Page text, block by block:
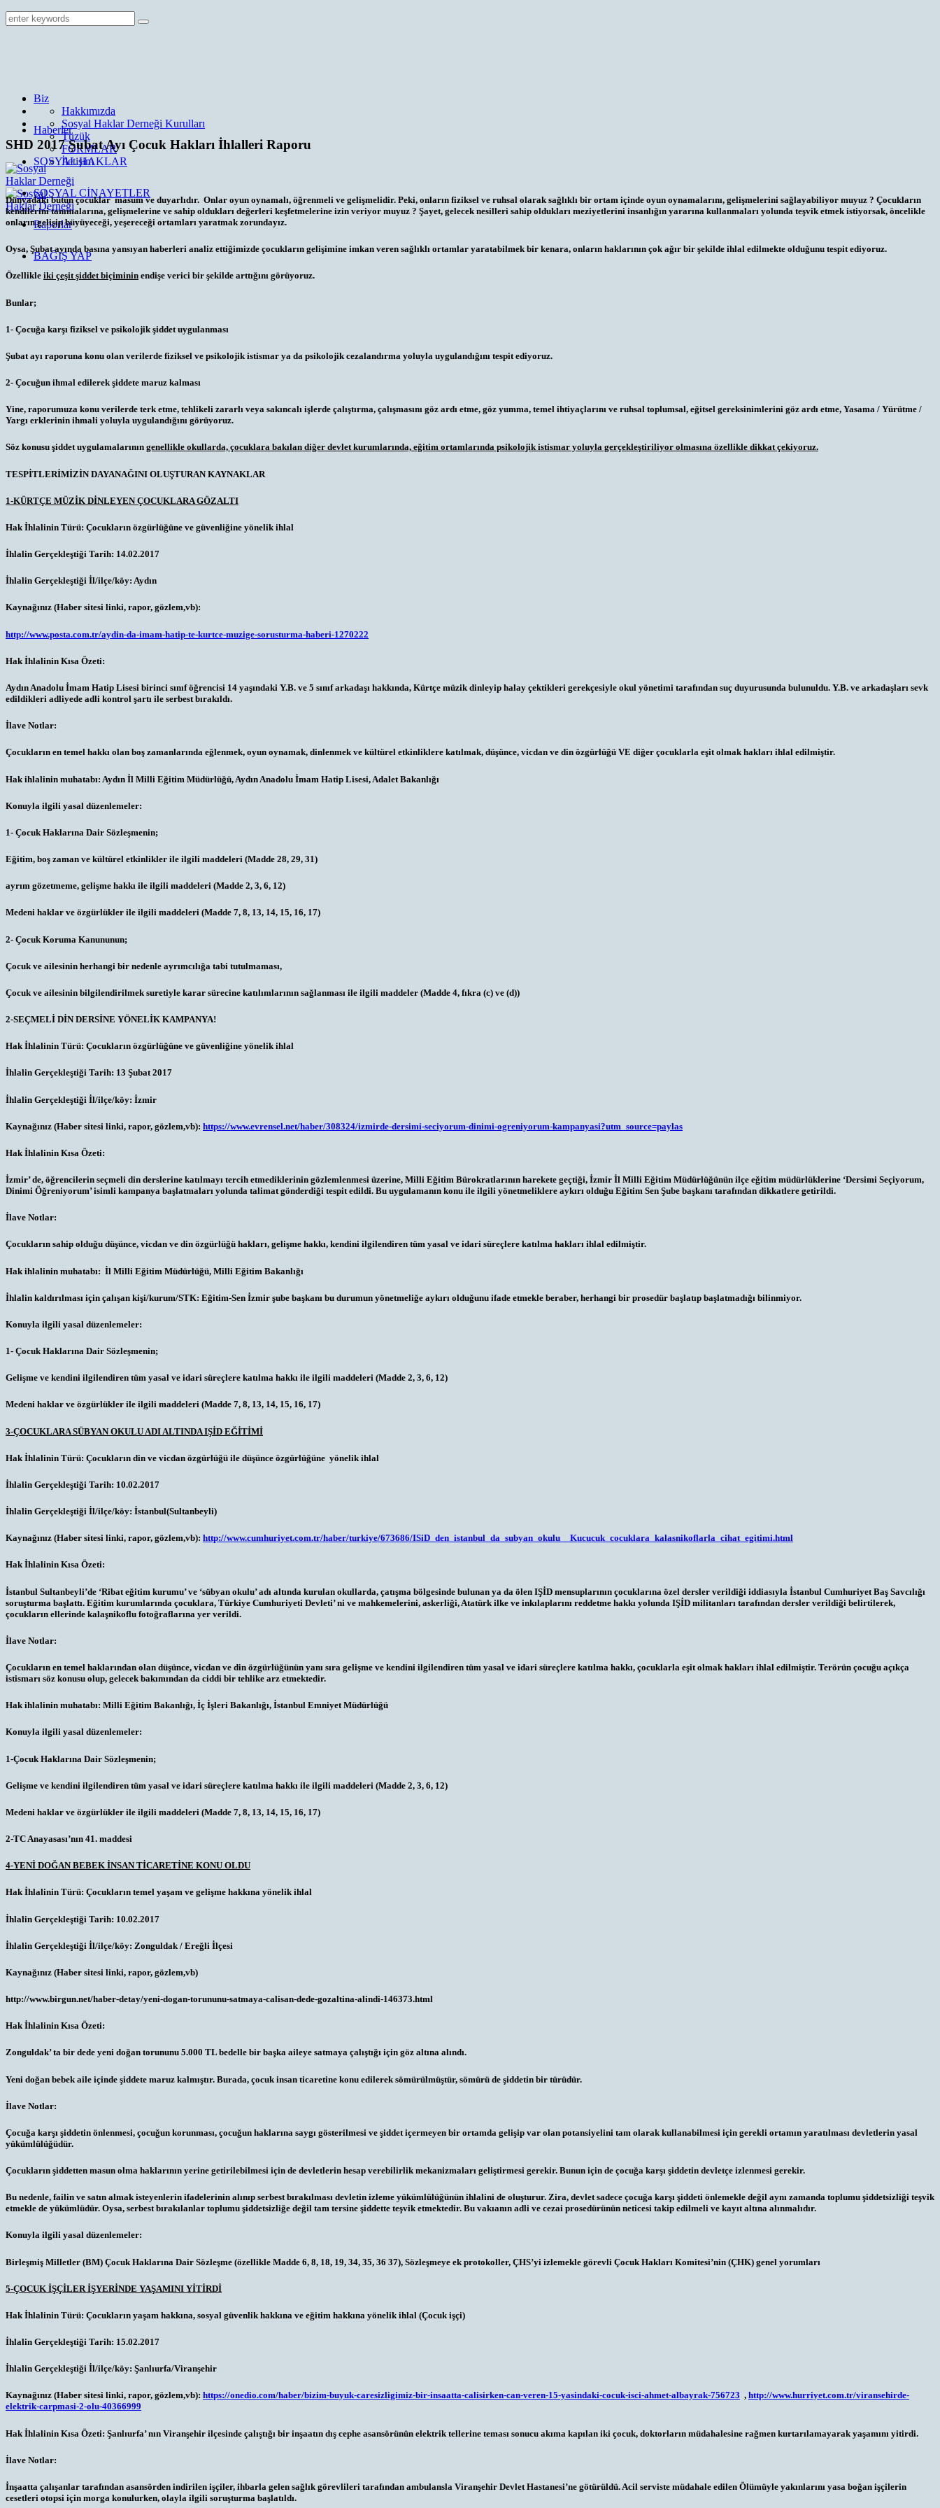
Biz
Hakkımızda
Sosyal Haklar Derneği Kurulları
Tüzük
FORMLAR
İletişim
Haberler
SOSYAL HAKLAR
SOSYAL CİNAYETLER
Raporlar
BAĞIŞ YAP
SHD 2017 Şubat Ayı Çocuk Hakları İhlalleri Raporu
Dünyadaki bütün çocuklar masum ve duyarlıdır. Onlar oyun oynamalı, öğrenmeli ve gelişmelidir. Peki, onların fiziksel ve ruhsal olarak sağlıklı bir ortam içinde oyun oynamalarını, gelişmelerini sağlayabiliyor muyuz ? Çocukların
kendilerini tanımalarına, gelişmelerine ve sahip oldukları değerleri keşfetmelerine izin veriyor muyuz ? Şayet, gelecek nesilleri sahip oldukları meziyetlerini insanlığın yararına kullanmaları yolunda teşvik etmek istiyorsak, öncelikle
onların gelişip büyüyeceği, yeşereceği ortamları yaratmak zorundayız.
Oysa, Şubat ayında basına yansıyan haberleri analiz ettiğimizde çocukların gelişimine imkan veren sağlıklı ortamlar yaratabilmek bir kenara, onların haklarının çok ağır bir şekilde ihlal edilmekte olduğunu tespit ediyoruz.
Özellikle iki çeşit şiddet biçiminin endişe verici bir şekilde arttığını görüyoruz.
Bunlar;
1- Çocuğa karşı fiziksel ve psikolojik şiddet uygulanması
Şubat ayı raporuna konu olan verilerde fiziksel ve psikolojik istismar ya da psikolojik cezalandırma yoluyla uygulandığını tespit ediyoruz.
2- Çocuğun ihmal edilerek şiddete maruz kalması
Yine, raporumuza konu verilerde terk etme, tehlikeli zararlı veya sakıncalı işlerde çalıştırma, çalışmasını göz ardı etme, göz yumma, temel ihtiyaçlarını ve ruhsal toplumsal, eğitsel gereksinimlerini göz ardı etme, Yasama / Yürütme /
Yargı erklerinin ihmali yoluyla uygulandığını görüyoruz.
Söz konusu şiddet uygulamalarının genellikle okullarda, çocuklara bakılan diğer devlet kurumlarında, eğitim ortamlarında psikolojik istismar yoluyla gerçekleştiriliyor olmasına özellikle dikkat çekiyoruz.
TESPİTLERİMİZİN DAYANAĞINI OLUŞTURAN KAYNAKLAR
1-KÜRTÇE MÜZİK DİNLEYEN ÇOCUKLARA GÖZALTI
Hak İhlalinin Türü: Çocukların özgürlüğüne ve güvenliğine yönelik ihlal
İhlalin Gerçekleştiği Tarih: 14.02.2017
İhlalin Gerçekleştiği İl/ilçe/köy: Aydın
Kaynağınız (Haber sitesi linki, rapor, gözlem,vb):
http://www.posta.com.tr/aydin-da-imam-hatip-te-kurtce-muzige-sorusturma-haberi-1270222
Hak İhlalinin Kısa Özeti:
Aydın Anadolu İmam Hatip Lisesi birinci sınıf öğrencisi 14 yaşındaki Y.B. ve 5 sınıf arkadaşı hakkında, Kürtçe müzik dinleyip halay çektikleri gerekçesiyle okul yönetimi tarafından suç duyurusunda bulunuldu. Y.B. ve arkadaşları sevk
edildikleri adliyede adli kontrol şartı ile serbest bırakıldı.
İlave Notlar:
Çocukların en temel hakkı olan boş zamanlarında eğlenmek, oyun oynamak, dinlenmek ve kültürel etkinliklere katılmak, düşünce, vicdan ve din özgürlüğü VE diğer çocuklarla eşit olmak hakları ihlal edilmiştir.
Hak ihlalinin muhatabı: Aydın İl Milli Eğitim Müdürlüğü, Aydın Anadolu İmam Hatip Lisesi, Adalet Bakanlığı
Konuyla ilgili yasal düzenlemeler:
1- Çocuk Haklarına Dair Sözleşmenin;
Eğitim, boş zaman ve kültürel etkinlikler ile ilgili maddeleri (Madde 28, 29, 31)
ayrım gözetmeme, gelişme hakkı ile ilgili maddeleri (Madde 2, 3, 6, 12)
Medeni haklar ve özgürlükler ile ilgili maddeleri (Madde 7, 8, 13, 14, 15, 16, 17)
2- Çocuk Koruma Kanununun;
Çocuk ve ailesinin herhangi bir nedenle ayrımcılığa tabi tutulmaması,
Çocuk ve ailesinin bilgilendirilmek suretiyle karar sürecine katılımlarının sağlanması ile ilgili maddeler (Madde 4, fıkra (c) ve (d))
2-SEÇMELİ DİN DERSİNE YÖNELİK KAMPANYA!
Hak İhlalinin Türü: Çocukların özgürlüğüne ve güvenliğine yönelik ihlal
İhlalin Gerçekleştiği Tarih: 13 Şubat 2017
İhlalin Gerçekleştiği İl/ilçe/köy: İzmir
Kaynağınız (Haber sitesi linki, rapor, gözlem,vb): https://www.evrensel.net/haber/308324/izmirde-dersimi-seciyorum-dinimi-ogreniyorum-kampanyasi?utm_source=paylas
Hak İhlalinin Kısa Özeti:
İzmir’ de, öğrencilerin seçmeli din derslerine katılmayı tercih etmediklerinin gözlemlenmesi üzerine, Milli Eğitim Bürokratlarının harekete geçtiği, İzmir İl Milli Eğitim Müdürlüğünün ilçe eğitim müdürlüklerine ‘Dersimi Seçiyorum,
Dinimi Öğreniyorum’ isimli kampanya başlatmaları yolunda talimat gönderdiği tespit edildi. Bu uygulamanın konu ile ilgili yönetmeliklere aykırı olduğu Eğitim Sen Şube başkanı tarafından dikkatlere getirildi.
İlave Notlar:
Çocukların sahip olduğu düşünce, vicdan ve din özgürlüğü hakları, gelişme hakkı, kendini ilgilendiren tüm yasal ve idari süreçlere katılma hakları ihlal edilmiştir.
Hak ihlalinin muhatabı: İl Milli Eğitim Müdürlüğü, Milli Eğitim Bakanlığı
İhlalin kaldırılması için çalışan kişi/kurum/STK: Eğitim-Sen İzmir şube başkanı bu durumun yönetmeliğe aykırı olduğunu ifade etmekle beraber, herhangi bir prosedür başlatıp başlatmadığı bilinmiyor.
Konuyla ilgili yasal düzenlemeler:
1- Çocuk Haklarına Dair Sözleşmenin;
Gelişme ve kendini ilgilendiren tüm yasal ve idari süreçlere katılma hakkı ile ilgili maddeleri (Madde 2, 3, 6, 12)
Medeni haklar ve özgürlükler ile ilgili maddeleri (Madde 7, 8, 13, 14, 15, 16, 17)
3-ÇOCUKLARA SÜBYAN OKULU ADI ALTINDA IŞİD EĞİTİMİ
Hak İhlalinin Türü: Çocukların din ve vicdan özgürlüğü ile düşünce özgürlüğüne yönelik ihlal
İhlalin Gerçekleştiği Tarih: 10.02.2017
İhlalin Gerçekleştiği İl/ilçe/köy: İstanbul(Sultanbeyli)
Kaynağınız (Haber sitesi linki, rapor, gözlem,vb): http://www.cumhuriyet.com.tr/haber/turkiye/673686/ISiD_den_istanbul_da_subyan_okulu__Kucucuk_cocuklara_kalasnikoflarla_cihat_egitimi.html
Hak İhlalinin Kısa Özeti:
İstanbul Sultanbeyli’de ‘Ribat eğitim kurumu’ ve ‘sübyan okulu’ adı altında kurulan okullarda, çatışma bölgesinde bulunan ya da ölen IŞİD mensuplarının çocuklarına özel dersler verildiği iddiasıyla İstanbul Cumhuriyet Baş Savcılığı
soruşturma başlattı. Eğitim kurumlarında çocuklara, Türkiye Cumhuriyeti Devleti’ ni ve mahkemelerini, askerliği, Atatürk ilke ve inkılaplarını reddetme hakkı yolunda IŞİD militanları tarafından dersler verildiği belirtilerek,
çocukların ellerinde kalaşnikoflu fotoğraflarına yer verildi.
İlave Notlar:
Çocukların en temel haklarından olan düşünce, vicdan ve din özgürlüğünün yanı sıra gelişme ve kendini ilgilendiren tüm yasal ve idari süreçlere katılma hakkı, çocuklarla eşit olmak hakları ihlal edilmiştir. Terörün çocuğu açıkça
istismarı söz konusu olup, gelecek bakımından da ciddi bir tehlike arz etmektedir.
Hak ihlalinin muhatabı: Milli Eğitim Bakanlığı, İç İşleri Bakanlığı, İstanbul Emniyet Müdürlüğü
Konuyla ilgili yasal düzenlemeler:
1-Çocuk Haklarına Dair Sözleşmenin;
Gelişme ve kendini ilgilendiren tüm yasal ve idari süreçlere katılma hakkı ile ilgili maddeleri (Madde 2, 3, 6, 12)
Medeni haklar ve özgürlükler ile ilgili maddeleri (Madde 7, 8, 13, 14, 15, 16, 17)
2-TC Anayasası’nın 41. maddesi
4-YENİ DOĞAN BEBEK İNSAN TİCARETİNE KONU OLDU
Hak İhlalinin Türü: Çocukların temel yaşam ve gelişme hakkına yönelik ihlal
İhlalin Gerçekleştiği Tarih: 10.02.2017
İhlalin Gerçekleştiği İl/ilçe/köy: Zonguldak / Ereğli İlçesi
Kaynağınız (Haber sitesi linki, rapor, gözlem,vb)
http://www.birgun.net/haber-detay/yeni-dogan-torununu-satmaya-calisan-dede-gozaltina-alindi-146373.html
Hak İhlalinin Kısa Özeti:
Zonguldak’ ta bir dede yeni doğan torununu 5.000 TL bedelle bir başka aileye satmaya çalıştığı için göz altına alındı.
Yeni doğan bebek aile içinde şiddete maruz kalmıştır. Burada, çocuk insan ticaretine konu edilerek sömürülmüştür, sömürü de şiddetin bir türüdür.
İlave Notlar:
Çocuğa karşı şiddetin önlenmesi, çocuğun korunması, çocuğun haklarına saygı gösterilmesi ve şiddet içermeyen bir ortamda gelişip var olan potansiyelini tam olarak kullanabilmesi için gerekli ortamın yaratılması devletlerin yasal
yükümlülüğüdür.
Çocukların şiddetten masun olma haklarının yerine getirilebilmesi için de devletlerin hesap verebilirlik mekanizmaları geliştirmesi gerekir. Bunun için de çocuğa karşı şiddetin devletçe izlenmesi gerekir.
Bu nedenle, failin ve satın almak isteyenlerin ifadelerinin alınıp serbest bırakılması devletin izleme yükümlülüğünün ihlalini de oluşturur. Zira, devlet sadece çocuğa karşı şiddeti önlemekle değil aynı zamanda toplumu şiddetsizliği teşvik
etmekle de yükümlüdür. Oysa, serbest bırakılanlar toplumu şiddetsizliğe değil tam tersine şiddette teşvik etmektedir. Bu vakıanın adli ve cezai prosedürünün neticesi takip edilmeli ve kayıt altına alınmalıdır.
Konuyla ilgili yasal düzenlemeler:
Birleşmiş Milletler (BM) Çocuk Haklarına Dair Sözleşme (özellikle Madde 6, 8, 18, 19, 34, 35, 36 37), Sözleşmeye ek protokoller, ÇHS’yi izlemekle görevli Çocuk Hakları Komitesi’nin (ÇHK) genel yorumları
5-ÇOCUK İŞÇİLER İŞYERİNDE YAŞAMINI YİTİRDİ
Hak İhlalinin Türü: Çocukların yaşam hakkına, sosyal güvenlik hakkına ve eğitim hakkına yönelik ihlal (Çocuk işçi)
İhlalin Gerçekleştiği Tarih: 15.02.2017
İhlalin Gerçekleştiği İl/ilçe/köy: Şanlıurfa/Viranşehir
Kaynağınız (Haber sitesi linki, rapor, gözlem,vb): https://onedio.com/haber/bizim-buyuk-caresizligimiz-bir-insaatta-calisirken-can-veren-15-yasindaki-cocuk-isci-ahmet-albayrak-756723 , http://www.hurriyet.com.tr/viransehirde-
elektrik-carpmasi-2-olu-40366999
Hak İhlalinin Kısa Özeti: Şanlıurfa’ nın Viranşehir ilçesinde çalıştığı bir inşaatın dış cephe asansörünün elektrik tellerine teması sonucu akıma kapılan iki çocuk, doktorların müdahalesine rağmen kurtarılamayarak yaşamını yitirdi.
İlave Notlar:
İnşaatta çalışanlar tarafından asansörden indirilen işçiler, ihbarla gelen sağlık görevlileri tarafından ambulansla Viranşehir Devlet Hastanesi’ne götürüldü. Acil serviste müdahale edilen Ölümüyle yakınlarını yasa boğan işçilerin
cesetleri otopsi için morga konulurken, olayla ilgili soruşturma başlatıldı.